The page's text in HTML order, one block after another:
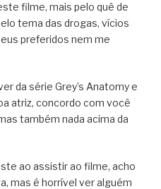
filme, mais pelo quê de
tema das drogas, vícios
preferidos nem me
da série Grey’s Anatomy e
atriz, concordo com você
também nada acima da
ao assistir ao filme, acho
mas é horrível ver alguém